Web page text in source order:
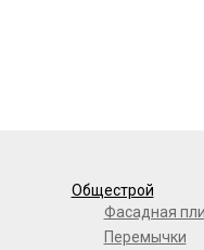
Общестрой
Фасадная
Перемычки